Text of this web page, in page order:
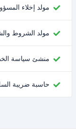
مولد إخلاء
مولد الشروط
منشئ سياسة
حاسبة ضريبة